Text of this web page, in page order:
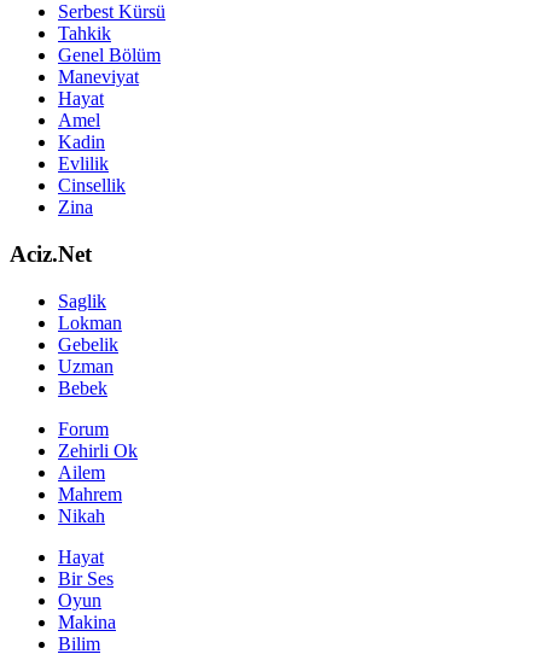
Serbest Kürsü
Tahkik
Genel Bölüm
Maneviyat
Hayat
Amel
Kadin
Evlilik
Cinsellik
Zina
Aciz.Net
Saglik
Lokman
Gebelik
Uzman
Bebek
Forum
Zehirli Ok
Ailem
Mahrem
Nikah
Hayat
Bir Ses
Oyun
Makina
Bilim